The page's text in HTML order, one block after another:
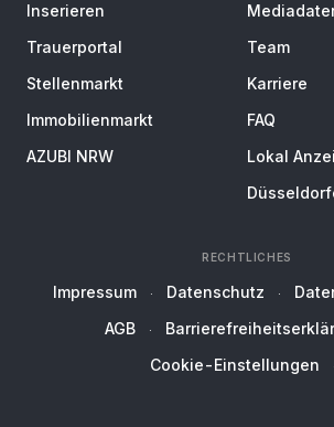
Inserieren
Trauerportal
Stellenmarkt
Immobilienmarkt
AZUBI NRW
Team
Karriere
FAQ
Lokal
RECHTLICHES
Impressum Datenschutz
AGB
Cookie-Einstellungen